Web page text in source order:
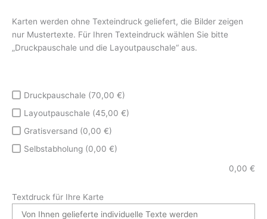
Karten werden ohne Texteindruck geliefert, die Bilder zeigen
nur Mustertexte. Für Ihren Texteindruck wählen Sie bitte
„Druckpauschale und die Layoutpauschale“ aus.
Druckpauschale (70,00 €)
Layoutpauschale (45,00 €)
Gratisversand (0,00 €)
Selbstabholung (0,00 €)
0,00 €
Textdruck für Ihre Karte